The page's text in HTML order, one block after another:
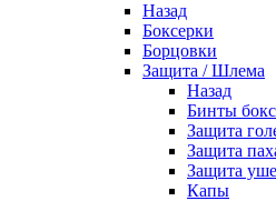
Назад
Боксерки
Борцовки
Защита / Шлема
Назад
Бинты
Защита
Защита
Защита
Капы